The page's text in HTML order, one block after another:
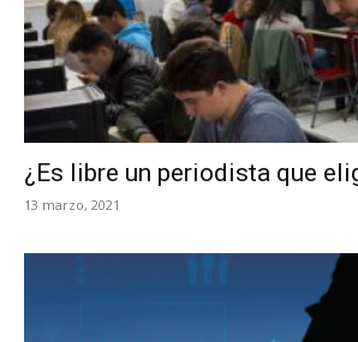
¿Es libre un periodista que
13 marzo, 2021